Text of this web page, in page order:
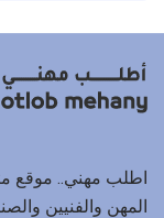
اطلب مهني..
المهن والفنيين